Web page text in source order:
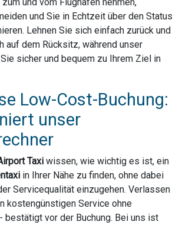
und Sie in Echtzeit über den Status
Lehnen Sie sich einfach zurück und
auf dem Rücksitz, während unser
sicher und bequem zu Ihrem Ziel in
Low-Cost-Buchung:
unser
Taxi wissen, wie wichtig es ist, ein
in Ihrer Nähe zu finden, ohne dabei
Servicequalität einzugehen. Verlassen
kostengünstigen Service ohne
vor der Buchung. Bei uns ist